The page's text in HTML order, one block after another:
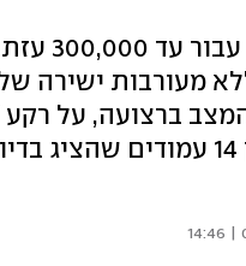
- וללא מעורבות
ברצועה, על